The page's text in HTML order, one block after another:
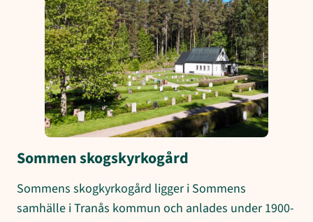
Sommen skogskyrkogård
Sommens skogkyrkogård ligger i Sommens
samhälle i Tranås kommun och anlades under 1900-